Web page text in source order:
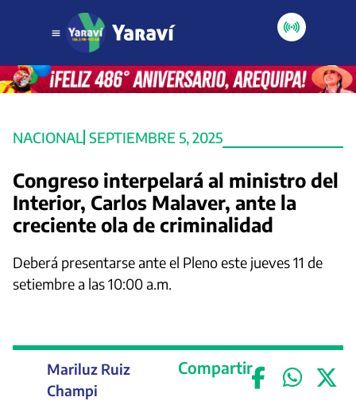
NACIONAL SEPTIEMBRE 5, 2025
Congreso interpelará al ministro del
Interior, Carlos Malaver, ante la
creciente ola de criminalidad
Deberá presentarse ante el Pleno este jueves 11 de
setiembre a las 10:00 a.m.
Mariluz Ruiz
Champi
Compartir